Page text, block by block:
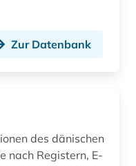
Zur Datenbank
des dänischen
nach Registern, E-